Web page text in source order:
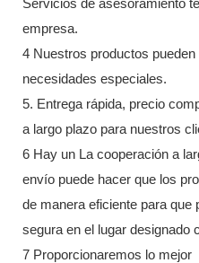
Servicios de asesoramiento
empresa.
4 Nuestros productos pueden
necesidades especiales.
5. Entrega rápida, precio
a largo plazo para nuestros
6 Hay un La cooperación a
envío puede hacer que los
de manera eficiente para que
segura en el lugar designado
7 Proporcionaremos lo mejor